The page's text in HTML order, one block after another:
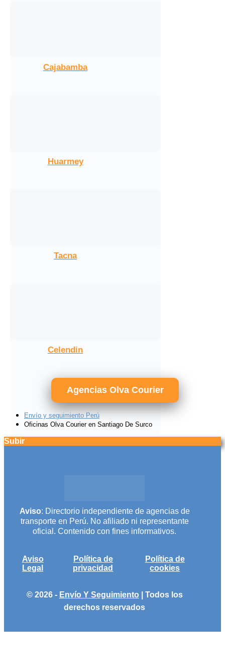
Cajabamba
Huarmey
Tacna
Celendin
Agencias Olva Courier
Envío y seguimiento Perú
Oficinas Olva Courier en Santiago De Surco
Subir
Aviso: Directorio independiente de agencias de
transporte en Perú. No afiliado ni representante
oficial. Contenido con fines informativos.
Aviso
Legal
Política de
privacidad
Política de
cookies
© 2026 - Envío Y Seguimiento | Todos los
derechos reservados